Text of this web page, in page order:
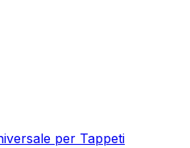
per Tappeti